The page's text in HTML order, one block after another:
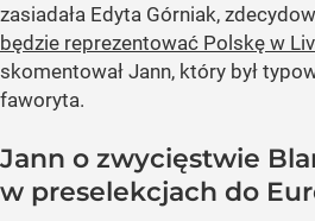
zasiadała Edyta Górniak,
będzie reprezentować Polskę w
skomentował Jann, który był
faworyta.
Jann o zwycięstwie
w preselekcjach do